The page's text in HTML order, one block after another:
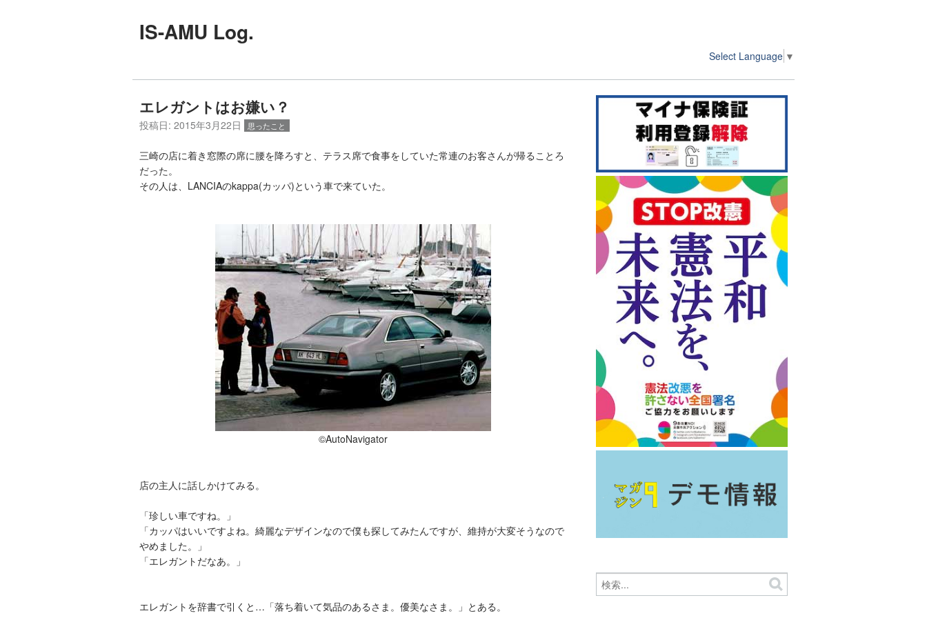
IS-AMU Log.
Select Language ▼
エレガントはお嫌い？
投稿日: 2015年3月22日 思ったこと
三崎の店に着き窓際の席に腰を降ろすと、テラス席で食事をしていた常連のお客さんが帰ることろ
だった。
その人は、LANCIAのkappa(カッパ)という車で来ていた。
©AutoNavigator
店の主人に話しかけてみる。
「珍しい車ですね。」
「カッパはいいですよね。綺麗なデザインなので僕も探してみたんですが、維持が大変そうなので
やめました。」
「エレガントだなあ。」
エレガントを辞書で引くと…「落ち着いて気品のあるさま。優美なさま。」とある。